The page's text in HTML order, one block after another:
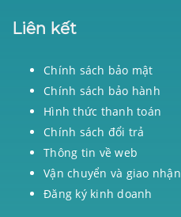
Liên kết
Chính sách bảo mật
Chính sách bảo hành
Hình thức thanh toán
Chính sách đổi trả
Thông tin về web
Vận chuyển và giao nhận
Đăng ký kinh doanh